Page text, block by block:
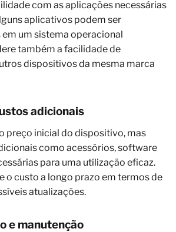
com as aplicações necessárias
aplicativos podem ser
um sistema operacional
também a facilidade de
dispositivos da mesma marca
adicionais
preço inicial do dispositivo, mas
como acessórios, software
para uma utilização eficaz.
o custo a longo prazo em termos de
atualizações.
e manutenção